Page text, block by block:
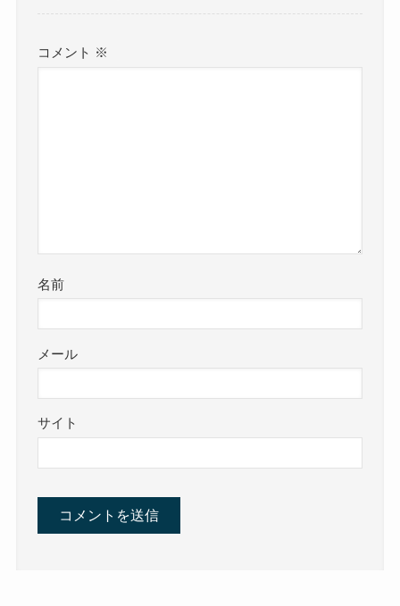
コメント ※
名前
メール
サイト